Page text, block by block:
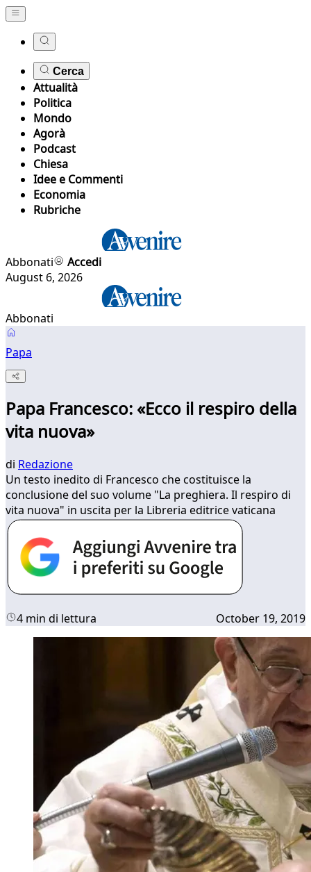
Cerca
Attualità
Politica
Mondo
Agorà
Podcast
Chiesa
Idee e Commenti
Economia
Rubriche
Abbonati
Accedi
August 6, 2026
Abbonati
Papa
Papa Francesco: «Ecco il respiro della
vita nuova»
di Redazione
Un testo inedito di Francesco che costituisce la
conclusione del suo volume "La preghiera. Il respiro di
vita nuova" in uscita per la Libreria editrice vaticana
4 min di lettura October 19, 2019